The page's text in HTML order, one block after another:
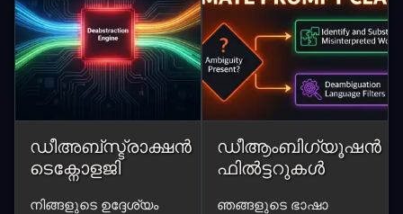
ഡീഅബ്സ്ട്രാക്ഷൻ
ടെക്നോളജി
നിങ്ങളുടെ ഉദ്ദേശ്യം
ഡീആംബിഗ്യൂഷൻ
ഫിൽട്ടറുകൾ
ഞങ്ങളുടെ ഭാഷാ